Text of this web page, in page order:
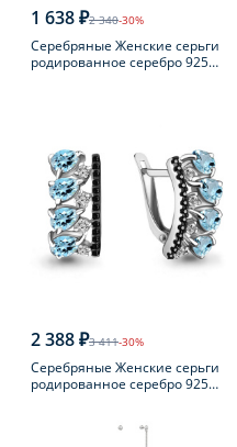
1 638 ₽2 340-30%
Серебряные Женские серьги
родированное серебро 925
2 388 ₽3 411-30%
Серебряные Женские серьги
родированное серебро 925